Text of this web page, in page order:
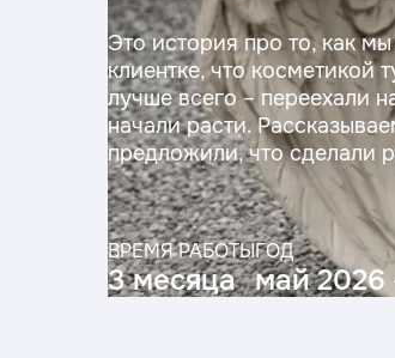
Это история про то, как
клиентке, что косметикой
лучше всего – переехали
начали расти.
предложили, что сделали
ВРЕМЯ РАБОТЫ
3 месяца
ГОД
май 2026